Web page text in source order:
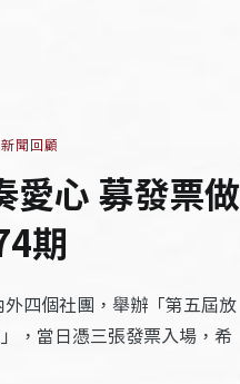
新聞回顧
愛心 募發票做
期
四個社團，舉辦「第五屆放
，當日憑三張發票入場，希